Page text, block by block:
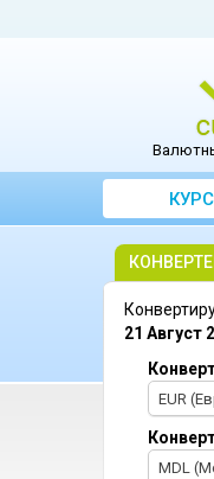
21 Август
EUR
MDL